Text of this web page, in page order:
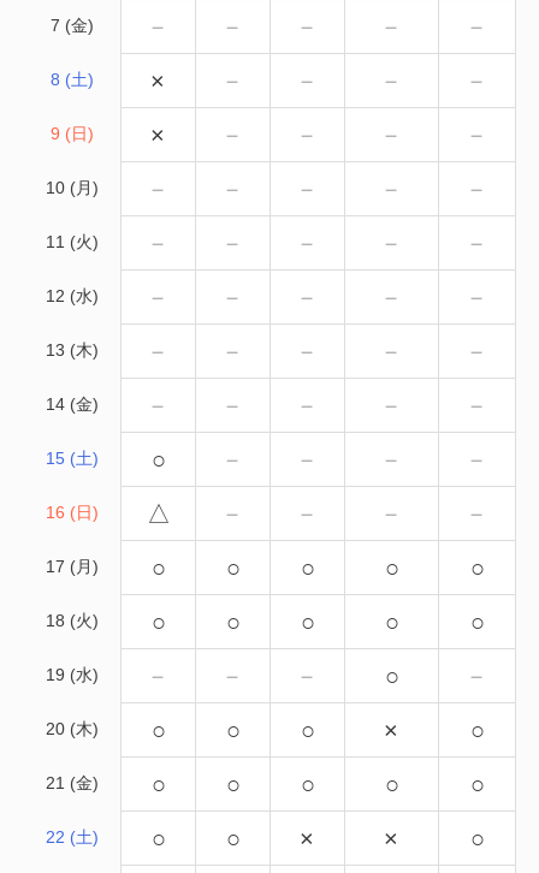
7 (金) － － － － －
8 (土) × － － － －
9 (日) × － － － －
10 (月) － － － － －
11 (火) － － － － －
12 (水) － － － － －
13 (木) － － － － －
14 (金) － － － － －
15 (土) ○ － － － －
16 (日) △ － － － －
17 (月) ○ ○ ○ ○ ○
18 (火) ○ ○ ○ ○ ○
19 (水) － － － ○ －
20 (木) ○ ○ ○ × ○
21 (金) ○ ○ ○ ○ ○
22 (土) ○ ○ × × ○